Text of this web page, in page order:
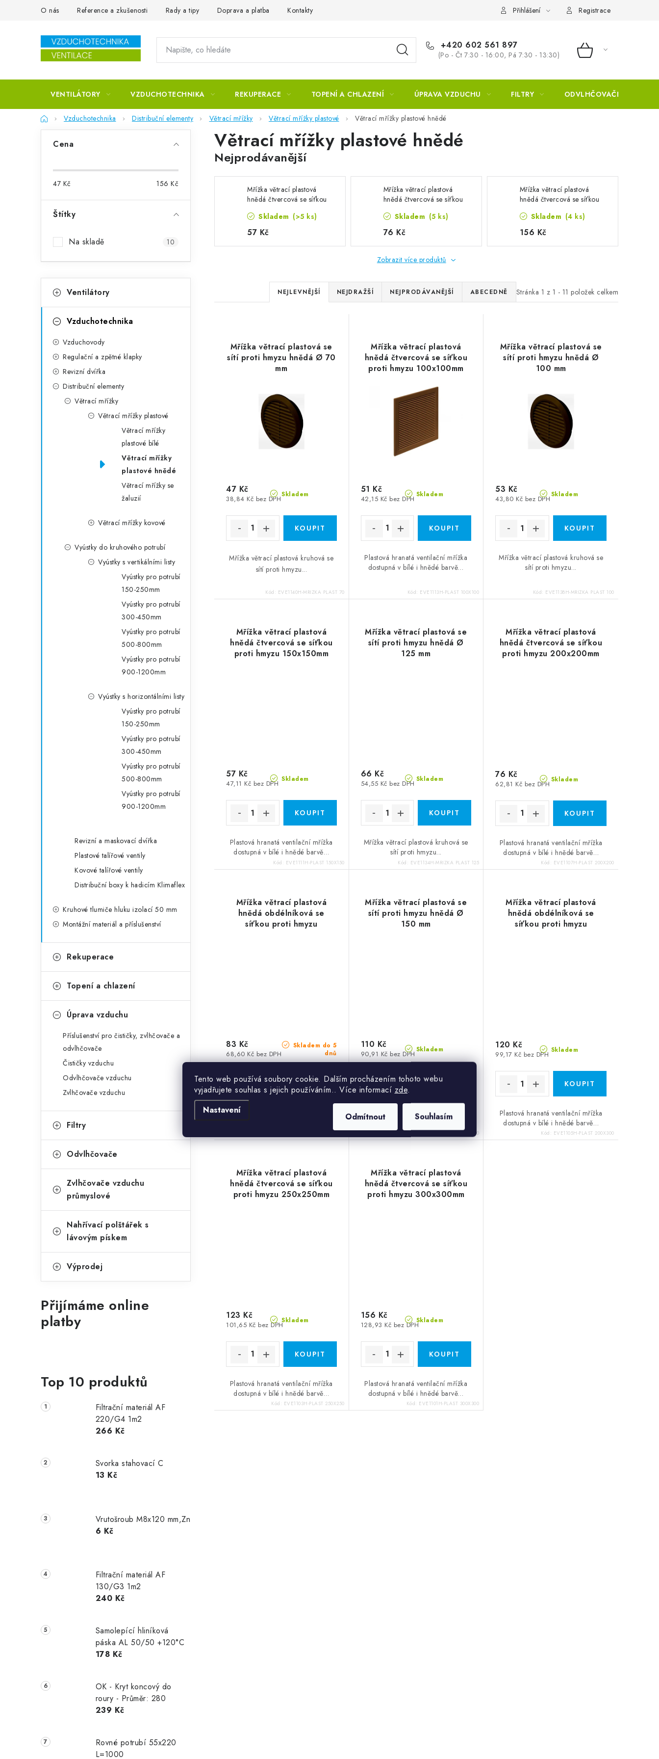
Tento web používá soubory cookie. Dalším procházením tohoto webu
vyjadřujete souhlas s jejich používáním.. Více informací zde.
Nastavení
Odmítnout Souhlasím
Přejít na obsahO nás Reference a zkušenosti Rady a tipy Doprava a platba Kontakty Přihlášení Registrace
+420 602 561 897
(Po - Čt 7:30 - 16:00, Pá 7:30 - 13:30) NÁKUPNÍ
VENTILÁTORY VZDUCHOTECHNIKA REKUPERACE TOPENÍ A CHLAZENÍ ÚPRAVA VZDUCHU FILTRY ODVLHČOVAČE
DomůVzduchotechnika Distribuční elementy Větrací mřížky Větrací mřížky plastové Větrací mřížky plastové hnědé
Postranní panel
Cena
47 Kč 156 Kč
Štítky
Na skladě 10
Kategorie
Ventilátory
Vzduchotechnika
Vzduchovody
Regulační a zpětné klapky
Revizní dvířka
Distribuční elementy
Větrací mřížky
Větrací mřížky plastové
Větrací mřížky
plastové bílé
Větrací mřížky
plastové hnědé
Větrací mřížky se
žaluzií
Větrací mřížky kovové
Vyústky do kruhového potrubí
Vyústky s vertikálními listy
Vyústky pro potrubí
150-250mm
Vyústky pro potrubí
300-450mm
Vyústky pro potrubí
500-800mm
Vyústky pro potrubí
900-1200mm
Vyústky s horizontálními listy
Vyústky pro potrubí
150-250mm
Vyústky pro potrubí
300-450mm
Vyústky pro potrubí
500-800mm
Vyústky pro potrubí
900-1200mm
Revizní a maskovací dvířka
Plastové talířové ventily
Kovové talířové ventily
Distribuční boxy k hadicím Klimaflex
Kruhové tlumiče hluku izolací 50 mm
Montážní materiál a příslušenství
Rekuperace
Topení a chlazení
Úprava vzduchu
Příslušenství pro čističky, zvlhčovače a
odvlhčovače
Čističky vzduchu
Odvlhčovače vzduchu
Zvlhčovače vzduchu
Filtry
Odvlhčovače
Zvlhčovače vzduchu
průmyslové
Nahřívací polštářek s
lávovým pískem
Výprodej
Přijímáme online
platby
Top 10 produktů
Filtrační materiál AF
220/G4 1m2
266 Kč
Svorka stahovací C
13 Kč
Vrutošroub M8x120 mm,Zn
6 Kč
Filtrační materiál AF
130/G3 1m2
240 Kč
Samolepící hliníková
páska AL 50/50 +120°C
178 Kč
OK - Kryt koncový do
roury - Průměr: 280
239 Kč
Rovné potrubí 55x220
L=1000
Větrací mřížky plastové hnědé
Nejprodávanější
Mřížka větrací plastová
hnědá čtvercová se síťkou
Skladem (>5 ks)
57 Kč
Mřížka větrací plastová
hnědá čtvercová se síťkou
Skladem (5 ks)
76 Kč
Mřížka větrací plastová
hnědá čtvercová se síťkou
Skladem (4 ks)
156 Kč
Zobrazit více produktů
Stránka 1 z 1 - 11 položek celkem
Řazení produktů
NEJLEVNĚJŠÍ NEJDRAŽŠÍ NEJPRODÁVANĚJŠÍ ABECEDNĚ
Mřížka větrací plastová se
sítí proti hmyzu hnědá Ø 70
mm
Skladem
38,84 Kč bez DPH
47 Kč
Mřížka větrací plastová kruhová se
sítí proti hmyzu...
Kód: EVE1140H-MRIZKA PLAST 70
Mřížka větrací plastová
hnědá čtvercová se síťkou
proti hmyzu 100x100mm
Skladem
42,15 Kč bez DPH
51 Kč
Plastová hranatá ventilační mřížka
dostupná v bílé i hnědé barvě…
Kód: EVE1113H-PLAST 100X100
Mřížka větrací plastová se
sítí proti hmyzu hnědá Ø
100 mm
Skladem
43,80 Kč bez DPH
53 Kč
Mřížka větrací plastová kruhová se
sítí proti hmyzu...
Kód: EVE1138H-MRIZKA PLAST 100
Mřížka větrací plastová
hnědá čtvercová se síťkou
proti hmyzu 150x150mm
Skladem
47,11 Kč bez DPH
57 Kč
Plastová hranatá ventilační mřížka
dostupná v bílé i hnědé barvě…
Kód: EVE1111H-PLAST 150X150
Mřížka větrací plastová se
sítí proti hmyzu hnědá Ø
125 mm
Skladem
54,55 Kč bez DPH
66 Kč
Mřížka větrací plastová kruhová se
sítí proti hmyzu...
Kód: EVE1134H-MRIZKA PLAST 125
Mřížka větrací plastová
hnědá čtvercová se síťkou
proti hmyzu 200x200mm
Skladem
62,81 Kč bez DPH
76 Kč
Plastová hranatá ventilační mřížka
dostupná v bílé i hnědé barvě…
Kód: EVE1107H-PLAST 200X200
Mřížka větrací plastová
hnědá obdélníková se
síťkou proti hmyzu
Skladem do 5
dnů
68,60 Kč bez DPH
83 Kč
Plastová hranatá ventilační mřížka
Mřížka větrací plastová se
sítí proti hmyzu hnědá Ø
150 mm
Skladem
90,91 Kč bez DPH
110 Kč
Mřížka větrací plastová kruhová se
sítí proti hmyzu...
EVE1132H-MRIZKA PLAST 150
Mřížka větrací plastová
hnědá obdélníková se
síťkou proti hmyzu
Skladem
99,17 Kč bez DPH
120 Kč
Plastová hranatá ventilační mřížka
dostupná v bílé i hnědé barvě…
Kód: EVE1105H-PLAST 200X300
Mřížka větrací plastová
hnědá čtvercová se síťkou
proti hmyzu 250x250mm
Skladem
101,65 Kč bez DPH
123 Kč
Plastová hranatá ventilační mřížka
dostupná v bílé i hnědé barvě…
Kód: EVE1103H-PLAST 250X250
Mřížka větrací plastová
hnědá čtvercová se síťkou
proti hmyzu 300x300mm
Skladem
128,93 Kč bez DPH
156 Kč
Plastová hranatá ventilační mřížka
dostupná v bílé i hnědé barvě…
Kód: EVE1101H-PLAST 300X300